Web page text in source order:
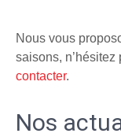
Nous vous
saisons, n’hésitez
contacter.
Nos